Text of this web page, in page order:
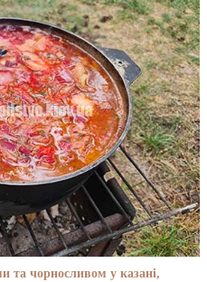
та чорносливом у казані,